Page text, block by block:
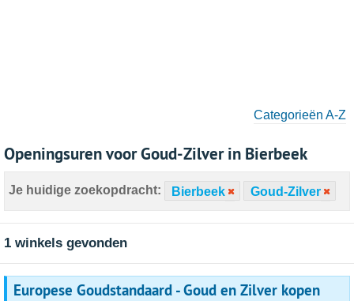
Categorieën A-Z
Openingsuren voor Goud-Zilver in Bierbeek
Je huidige zoekopdracht: Bierbeek Goud-Zilver
1 winkels gevonden
Europese Goudstandaard - Goud en Zilver kopen